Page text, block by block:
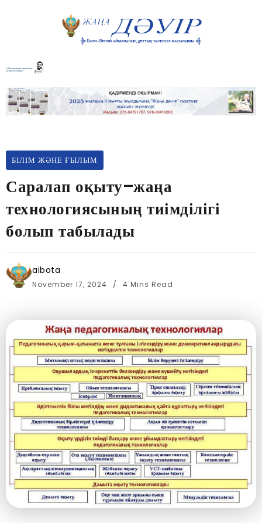
БІЛІМ ЖӘНЕ ҒЫЛЫМ
Саралап оқыту–жаңа
технологиясының тиімділігі
болып табылады
aibota
November 17, 2024 4 Mins Read